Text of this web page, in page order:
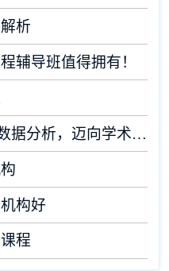
析
辅导班值得拥有！
留学生R语言辅导：掌握数据分析，迈向学术成功
构好
程